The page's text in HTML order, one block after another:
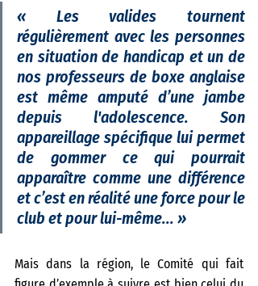
« Les valides tournent
régulièrement avec les personnes
en situation de handicap et un de
nos professeurs de boxe anglaise
est même amputé d’une jambe
depuis l'adolescence. Son
appareillage spécifique lui permet
de gommer ce qui pourrait
apparaître comme une différence
et c’est en réalité une force pour le
club et pour lui-même... »
Mais dans la région, le Comité qui fait